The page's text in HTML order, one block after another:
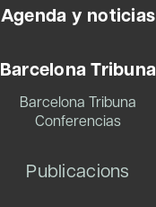
Agenda y noticias
Barcelona Tribuna
Barcelona Tribuna
Conferencias
Publicacions